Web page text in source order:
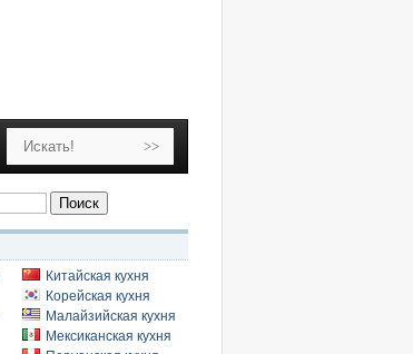
Китайская кухня
Корейская кухня
Малайзийская кухня
Мексиканская кухня